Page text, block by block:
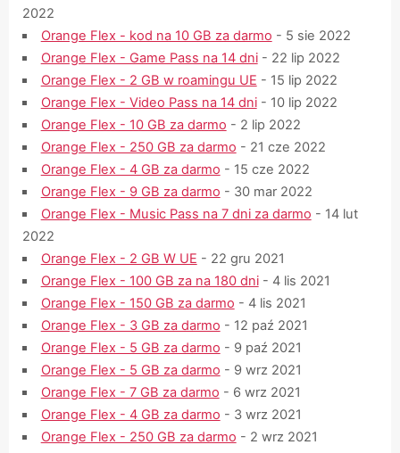
2022
Orange Flex - kod na 10 GB za darmo - 5 sie 2022
Orange Flex - Game Pass na 14 dni- 22 lip 2022
Orange Flex - 2 GB w roamingu UE - 15 lip 2022
Orange Flex - Video Pass na 14 dni- 10 lip 2022
Orange Flex - 10 GB za darmo - 2 lip 2022
Orange Flex - 250 GB za darmo - 21 cze 2022
Orange Flex - 4 GB za darmo - 15 cze 2022
Orange Flex - 9 GB za darmo - 30 mar 2022
Orange Flex - Music Pass na 7 dni za darmo - 14 lut
2022
Orange Flex - 2 GB W UE - 22 gru 2021
Orange Flex - 100 GB za na 180 dni- 4 lis 2021
Orange Flex - 150 GB za darmo - 4 lis 2021
Orange Flex - 3 GB za darmo - 12 paź 2021
Orange Flex - 5 GB za darmo - 9 paź 2021
Orange Flex - 5 GB za darmo - 9 wrz 2021
Orange Flex - 7 GB za darmo - 6 wrz 2021
Orange Flex - 4 GB za darmo - 3 wrz 2021
Orange Flex - 250 GB za darmo - 2 wrz 2021